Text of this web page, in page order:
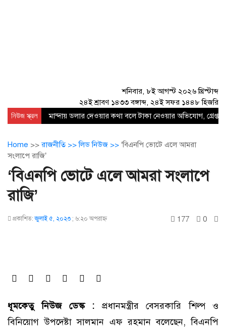
শনিবার, ৮ই আগস্ট ২০২৬ খ্রিস্টাব্দ
২৪ই শ্রাবণ ১৪৩৩ বঙ্গাব্দ, ২৪ই সফর ১৪৪৮ হিজরি
নিউজ স্ক্রল মান্দায় ডলার দেওয়ার কথা বলে টাকা নেওয়ার অভিযোগ,
Home >>রাজনীতি >>লিড নিউজ >> ‘বিএনপি ভোটে এলে আমরা
সংলাপে রাজি’
‘বিএনপি ভোটে এলে আমরা সংলাপে
রাজি’
প্রকাশিত:জুলাই ৫, ২০২৩ ; ৬:২০ অপরাহ্ণ 177 0
ধূমকেতু নিউজ ডেস্ক : প্রধানমন্ত্রীর বেসরকারি শিল্প ও
বিনিয়োগ উপদেষ্টা সালমান এফ রহমান বলেছেন, বিএনপি